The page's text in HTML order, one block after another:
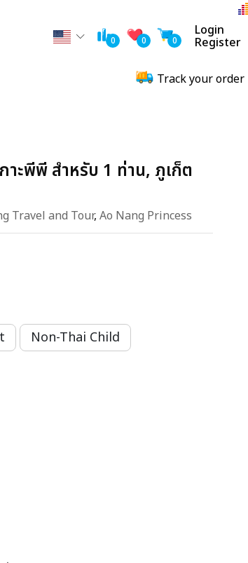
0 0 0
Login
Register
Track your order
าะพีพี สำหรับ 1 ท่าน, ภูเก็ต
Travel and Tour, Ao Nang Princess
Non-Thai Child